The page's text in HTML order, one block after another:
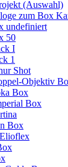
(Auswahl)
zum Box
undefiniert
50
I
1
Shot
Objektiv
Box
Box
Box